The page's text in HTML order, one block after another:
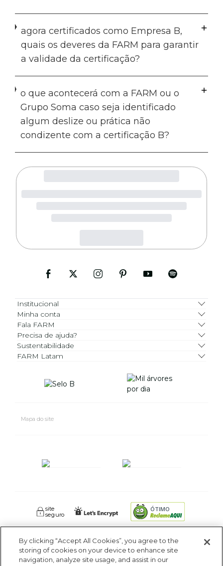
agora certificados como Empresa B,
quais os deveres da FARM para garantir
a validade da certificação?
o que acontecerá com a FARM ou o
Grupo Soma caso seja identificado
algum deslize ou prática não
condizente com a certificação B?
Institucional
Minha conta
Fala FARM
Precisa de ajuda?
Sustentabilidade
FARM Latam
FARM RIO CIDADE MARAVILHOSA INDUSTRIA E COMERCIO DE
ROUPAS SA. - Av Coronel Phidias Tavora 360, Blc 1 Armazém 1 -
Pavuna - Rio de Janeiro - RJ - CEP: 21535-510. CNPJ: 09.611.669/0005-18
Mapa do site
site
seguro
ÓTIMO
By clicking “Accept All Cookies”, you agree to the
storing of cookies on your device to enhance site
navigation, analyze site usage, and assist in our